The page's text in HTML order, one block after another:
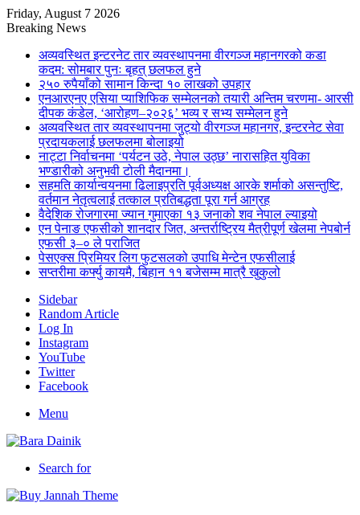
Friday, August 7 2026
Breaking News
अव्यवस्थित इन्टरनेट तार व्यवस्थापनमा वीरगञ्ज महानगरको कडा
कदम: सोमबार पुनः बृहत् छलफल हुने
२५० रुपैयाँको सामान किन्दा १० लाखको उपहार
एनआरएनए एसिया प्याशिफिक सम्मेलनको तयारी अन्तिम चरणमा- आरसी
दीपक कंडेल, ‘आरोहण–२०२६’ भव्य र सभ्य सम्मेलन हुने
अव्यवस्थित तार व्यवस्थापनमा जुट्यो वीरगञ्ज महानगर, इन्टरनेट सेवा
प्रदायकलाई छलफलमा बोलाइयो
नाट्टा निर्वाचनमा ‘पर्यटन उठे, नेपाल उठ्छ’ नारासहित युविका
भण्डारीको अनुभवी टोली मैदानमा।
सहमति कार्यान्वयनमा ढिलाइप्रति पूर्वअध्यक्ष आरके शर्माको असन्तुष्टि,
वर्तमान नेतृत्वलाई तत्काल प्रतिबद्धता पूरा गर्न आग्रह
वैदेशिक रोजगारमा ज्यान गुमाएका १३ जनाको शव नेपाल ल्याइयो
एन पेनाङ एफसीको शानदार जित, अन्तर्राष्ट्रिय मैत्रीपूर्ण खेलमा नेपबोर्न
एफसी ३–० ले पराजित
पेसएक्स प्रिमियर लिग फुटसलको उपाधि मेन्टेन एफसीलाई
सप्तरीमा कर्फ्यु कायमै, बिहान ११ बजेसम्म मात्रै खुकुलो
Sidebar
Random Article
Log In
Instagram
YouTube
Twitter
Facebook
Menu
Search for